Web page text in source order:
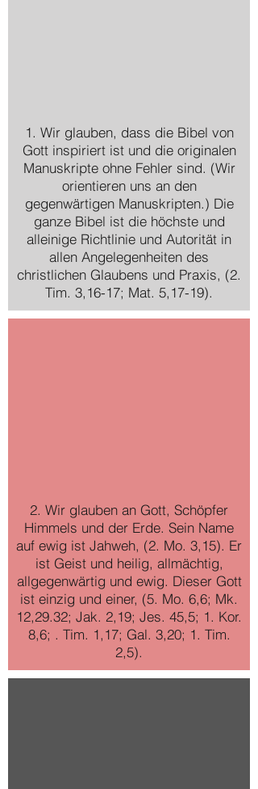
1. Wir glauben, dass die Bibel von
Gott inspiriert ist und die originalen
Manuskripte ohne Fehler sind. (Wir
orientieren uns an den
gegenwärtigen Manuskripten.) Die
ganze Bibel ist die höchste und
alleinige Richtlinie und Autorität in
allen Angelegenheiten des
christlichen Glaubens und Praxis, (2.
Tim. 3,16-17; Mat. 5,17-19).
2. Wir glauben an Gott, Schöpfer
Himmels und der Erde. Sein Name
auf ewig ist Jahweh, (2. Mo. 3,15). Er
ist Geist und heilig, allmächtig,
allgegenwärtig und ewig. Dieser Gott
ist einzig und einer, (5. Mo. 6,6; Mk.
12,29.32; Jak. 2,19; Jes. 45,5; 1. Kor.
8,6; . Tim. 1,17; Gal. 3,20; 1. Tim.
2,5).